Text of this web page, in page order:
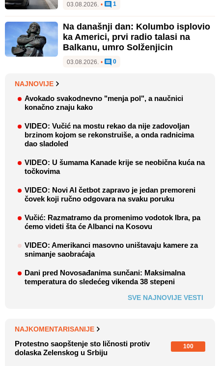
03.08.2026. • 1
Na današnji dan: Kolumbo isplovio
ka Americi, prvi radio talasi na
Balkanu, umro Solženjicin
03.08.2026. • 0
NAJNOVIJE
Avokado svakodnevno "menja pol", a naučnici
konačno znaju kako
VIDEO: Vučić na mostu rekao da nije zadovoljan
brzinom kojom se rekonstruiše, a onda radnicima
dao sladoled
VIDEO: U šumama Kanade krije se neobična kuća na
točkovima
VIDEO: Novi AI četbot zapravo je jedan premoreni
čovek koji ručno odgovara na svaku poruku
Vučić: Razmatramo da promenimo vodotok Ibra, pa
ćemo videti šta će Albanci na Kosovu
VIDEO: Amerikanci masovno uništavaju kamere za
snimanje saobraćaja
Dani pred Novosađanima sunčani: Maksimalna
temperatura do sledećeg vikenda 38 stepeni
SVE NAJNOVIJE VESTI
NAJKOMENTARISANIJE
Protestno saopštenje sto ličnosti protiv
dolaska Zelenskog u Srbiju
100